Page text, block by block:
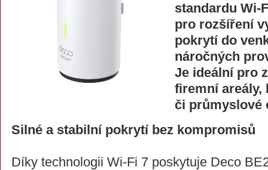
standardu Wi-
pro rozšíření
pokrytí do
náročných
Je ideální pro
firemní areály,
či průmyslové
Silné a stabilní pokrytí bez kompromisů
Díky technologii Wi-Fi 7 poskytuje Deco